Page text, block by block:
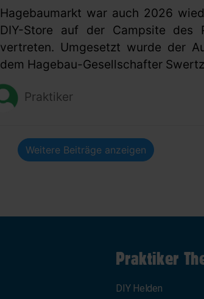
Hagebaumarkt war auch 2026
DIY-Store auf der Campsite des
vertreten. Umgesetzt wurde der
dem Hagebau-Gesellschafter
Praktiker
Weitere Beiträge anzeigen
Praktiker
DIY Helden